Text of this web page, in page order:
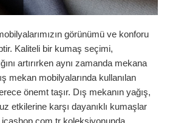
görünümü ve konforu
Kaliteli bir kumaş seçimi,
artırırken aynı zamanda mekana
mekan mobilyalarında kullanılan
önemt taşır. Dış mekanın yağış,
etkilerine karşı dayanıklı kumaşlar